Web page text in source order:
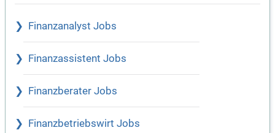
Finanzanalyst Jobs
Finanzassistent Jobs
Finanzberater Jobs
Finanzbetriebswirt Jobs